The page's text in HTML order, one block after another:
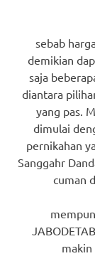
sebab
demikian
saja
diantara
yang pas.
dimulai
pernikahan
Sanggahr
cuman